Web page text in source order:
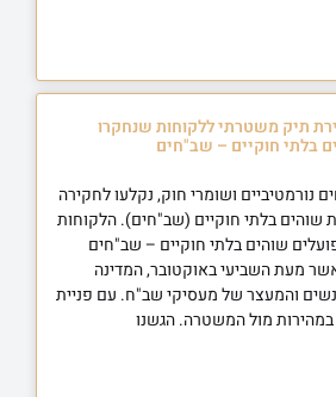
תיק משטרתי ללקוחות שנחקרו
בלתי חוקיים – שב"חים
נורמטיביים ושומרי חוק, נקלעו לחקירה
בלתי חוקיים (שב"חים). הלקוחות
שוהים בלתי חוקיים – שב"חים
מעת השביעי באוקטובר, המדינה
והמעצר של מעסיקי שב"ח. עם פניית
במהירות מול המשטרה. הגשנו